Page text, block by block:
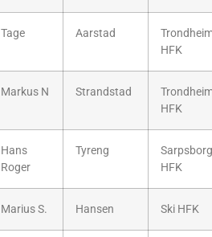
Tage Aarstad
HFK
Markus N Strandstad
HFK
Hans
Roger
Tyreng
Sarpsborg
HFK
Marius S. Hansen Ski HFK